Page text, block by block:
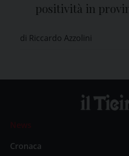
positività in
di Riccardo Azzolini
News
Cronaca